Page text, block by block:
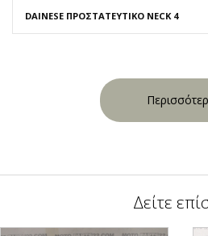
DAINESE ΠΡΟΣΤΑΤΕΥΤΙΚΟ NECK 4
Δείτε